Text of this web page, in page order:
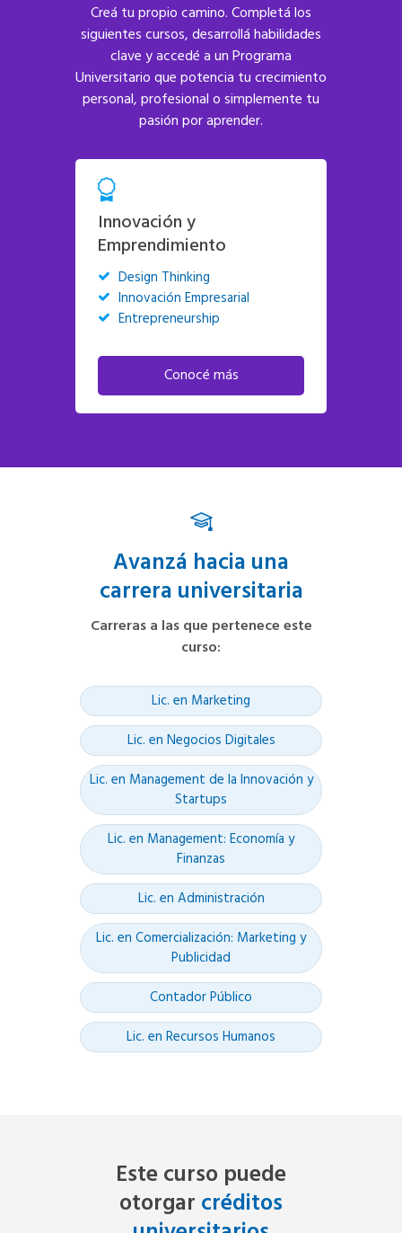
Creá tu propio camino. Completá los
siguientes cursos, desarrollá habilidades
clave y accedé a un Programa
Universitario que potencia tu crecimiento
personal, profesional o simplemente tu
pasión por aprender.
Innovación y
Emprendimiento
Design Thinking
Innovación Empresarial
Entrepreneurship
Conocé más
Avanzá hacia una
carrera universitaria
Carreras a las que pertenece este
curso:
Lic. en Marketing
Lic. en Negocios Digitales
Lic. en Management de la Innovación y
Startups
Lic. en Management: Economía y
Finanzas
Lic. en Administración
Lic. en Comercialización: Marketing y
Publicidad
Contador Público
Lic. en Recursos Humanos
Este curso puede
otorgar créditos